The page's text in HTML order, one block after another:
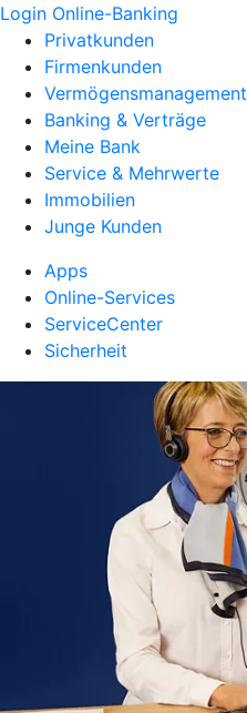
Login Online-Banking
Privatkunden
Firmenkunden
Vermögensmanagement
Banking & Verträge
Meine Bank
Service & Mehrwerte
Immobilien
Junge Kunden
Apps
Online-Services
ServiceCenter
Sicherheit